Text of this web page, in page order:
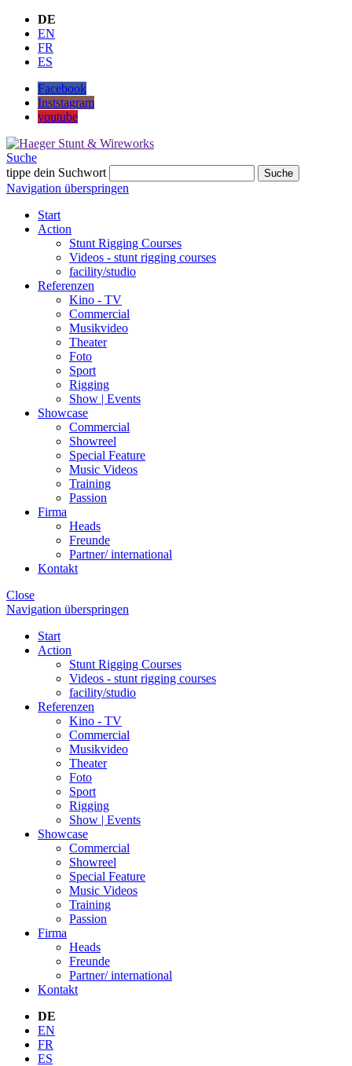
DE
EN
FR
ES
Facebook
Inststagram
youtube
Suche
tippe dein Suchwort
Suche
Navigation überspringen
Start
Action
Stunt Rigging Courses
Videos - stunt rigging courses
facility/studio
Referenzen
Kino - TV
Commercial
Musikvideo
Theater
Foto
Sport
Rigging
Show | Events
Showcase
Commercial
Showreel
Special Feature
Music Videos
Training
Passion
Firma
Heads
Freunde
Partner/ international
Kontakt
Close
Navigation überspringen
Start
Action
Stunt Rigging Courses
Videos - stunt rigging courses
facility/studio
Referenzen
Kino - TV
Commercial
Musikvideo
Theater
Foto
Sport
Rigging
Show | Events
Showcase
Commercial
Showreel
Special Feature
Music Videos
Training
Passion
Firma
Heads
Freunde
Partner/ international
Kontakt
DE
EN
FR
ES